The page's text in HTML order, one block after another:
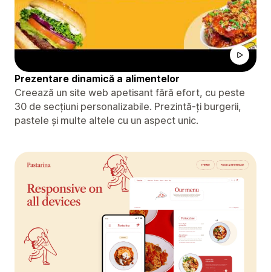
Prezentare dinamică a alimentelor
Creează un site web apetisant fără efort, cu peste
30 de secțiuni personalizabile. Prezintă-ți burgerii,
pastele și multe altele cu un aspect unic.